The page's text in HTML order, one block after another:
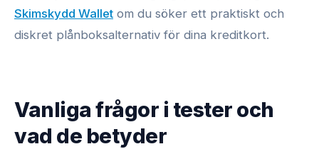
Skimskydd Wallet om du söker ett praktiskt och
diskret plånboksalternativ för dina kreditkort.
Vanliga frågor i tester och
vad de betyder